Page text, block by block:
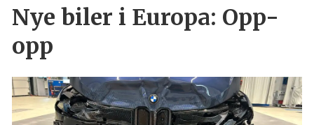
Nye biler i Europa: Opp-
opp